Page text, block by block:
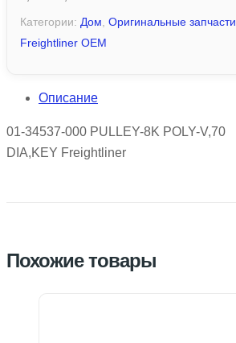
Категории: Дом Оригинальные запчасти
Freightliner OEM
Описание
01-34537-000 PULLEY-8K POLY-V,70
DIA,KEY Freightliner
Похожие товары